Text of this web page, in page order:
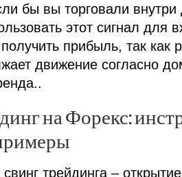
бы вы торговали внутри
этот сигнал для
прибыль, так как
движение согласно
на Форекс:
свинг трейдинга –